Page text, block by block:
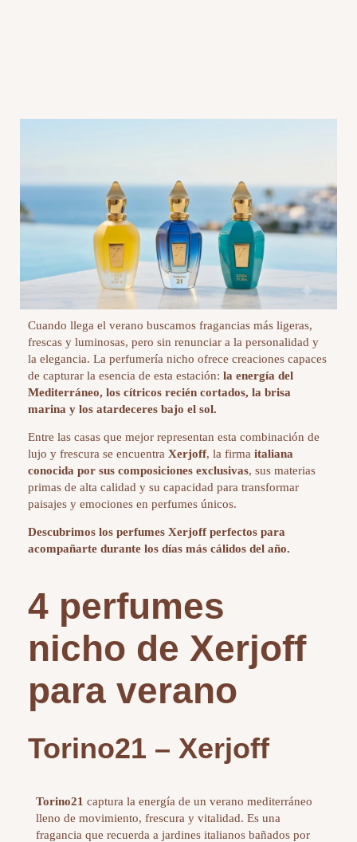
Cuando llega el verano buscamos fragancias más ligeras,
frescas y luminosas, pero sin renunciar a la personalidad y
la elegancia. La perfumería nicho ofrece creaciones capaces
de capturar la esencia de esta estación: la energía del
Mediterráneo, los cítricos recién cortados, la brisa
marina y los atardeceres bajo el sol.
Entre las casas que mejor representan esta combinación de
lujo y frescura se encuentra Xerjoff, la firma italiana
conocida por sus composiciones exclusivas, sus materias
primas de alta calidad y su capacidad para transformar
paisajes y emociones en perfumes únicos.
Descubrimos los perfumes Xerjoff perfectos para
acompañarte durante los días más cálidos del año.
4 perfumes
nicho de Xerjoff
para verano
Torino21 – Xerjoff
Torino21 captura la energía de un verano mediterráneo
lleno de movimiento, frescura y vitalidad. Es una
fragancia que recuerda a jardines italianos bañados por